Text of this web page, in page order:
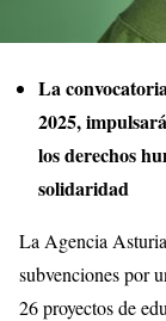
La
2025,
los derechos
solidaridad
La Agencia
subvenciones por
26 proyectos de